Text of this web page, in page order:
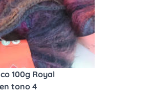
100g Royal
tono 4